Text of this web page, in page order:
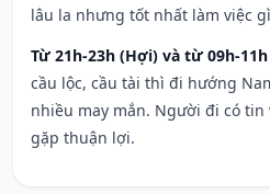
lâu la nhưng tốt nhất làm việc
Từ 21h-23h (Hợi) và từ 09h-
cầu lộc, cầu tài thì đi hướng
nhiều may mắn. Người đi có tin
gặp thuận lợi.